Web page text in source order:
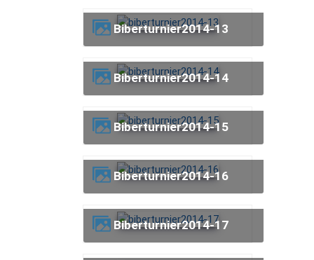
biberturnier2014-13
biberturnier2014-14
biberturnier2014-15
biberturnier2014-16
biberturnier2014-17